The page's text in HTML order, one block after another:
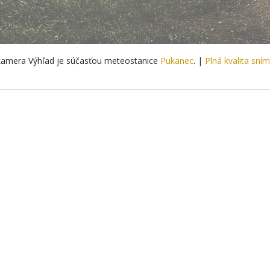
Výhľad je súčasťou meteostanice Pukanec. | Plná kvalita